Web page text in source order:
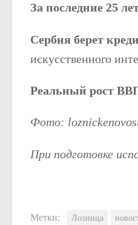
За последние 25
Сербия берет
искусственного
Реальный рост
Фото:
При подготовке
Метки: Лозница